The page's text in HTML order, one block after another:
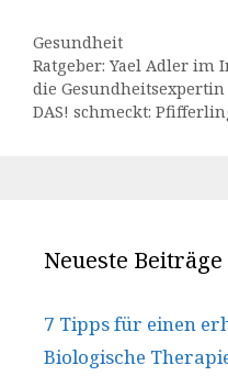
Kategorien
Gesundheit
Ratgeber: Yael Adler im
die Gesundheitsexpertin
DAS! schmeckt:
Neueste Beiträge
7 Tipps für einen
Biologische